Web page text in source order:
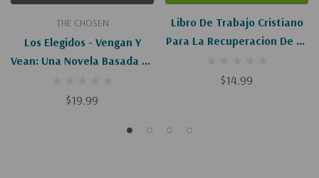
THE CHOSEN
Los Elegidos - Vengan Y
Vean: Una Novela Basada En
La Aclamada Serie "The
$19.99
Libro De Trabajo Cristiano
Para La Recuperacion De La
$14.99